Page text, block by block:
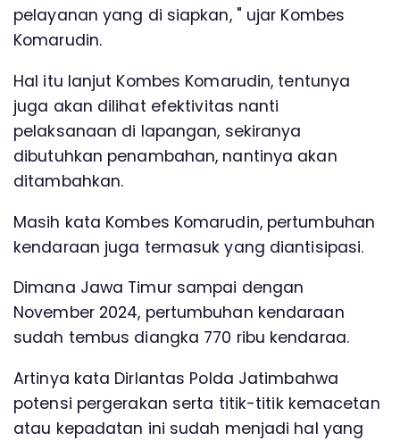
pelayanan yang di siapkan, " ujar Kombes
Komarudin.
Hal itu lanjut Kombes Komarudin, tentunya
juga akan dilihat efektivitas nanti
pelaksanaan di lapangan, sekiranya
dibutuhkan penambahan, nantinya akan
ditambahkan.
Masih kata Kombes Komarudin, pertumbuhan
kendaraan juga termasuk yang diantisipasi.
Dimana Jawa Timur sampai dengan
November 2024, pertumbuhan kendaraan
sudah tembus diangka 770 ribu kendaraa.
Artinya kata Dirlantas Polda Jatimbahwa
potensi pergerakan serta titik-titik kemacetan
atau kepadatan ini sudah menjadi hal yang